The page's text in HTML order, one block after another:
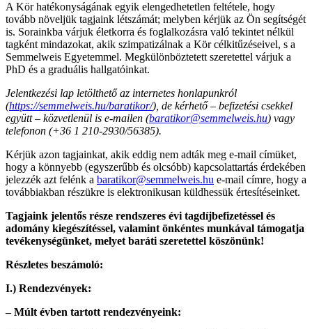
A Kör hatékonyságának egyik elengedhetetlen feltétele, hogy
tovább növeljük tagjaink létszámát; melyben kérjük az Ön segítségét
is. Sorainkba várjuk életkorra és foglalkozásra való tekintet nélkül
tagként mindazokat, akik szimpatizálnak a Kör célkitűzéseivel, s a
Semmelweis Egyetemmel. Megkülönböztetett szeretettel várjuk a
PhD és a graduális hallgatóinkat.
Jelentkezési lap letölthető az internetes honlapunkról
(https://semmelweis.hu/baratikor/), de kérhető – befizetési csekkel
együtt – közvetlenül is e-mailen (baratikor@semmelweis.hu) vagy
telefonon (+36 1 210-2930/56385).
Kérjük azon tagjainkat, akik eddig nem adták meg e-mail címüket,
hogy a könnyebb (egyszerűbb és olcsóbb) kapcsolattartás érdekében
jelezzék azt felénk a baratikor@semmelweis.hu e-mail címre, hogy a
továbbiakban részükre is elektronikusan küldhessük értesítéseinket.
Tagjaink jelentős része rendszeres évi tagdíjbefizetéssel és
adomány kiegészítéssel, valamint önkéntes munkával támogatja
tevékenységünket, melyet baráti szeretettel köszönünk!
Részletes beszámoló:
I.) Rendezvények:
– Múlt évben tartott rendezvényeink: